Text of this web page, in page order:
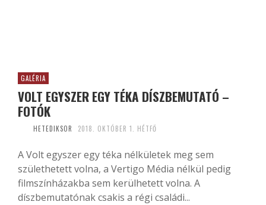
GALÉRIA
VOLT EGYSZER EGY TÉKA DÍSZBEMUTATÓ –
FOTÓK
HETEDIKSOR 2018. OKTÓBER 1. HÉTFŐ
A Volt egyszer egy téka nélkületek meg sem
születhetett volna, a Vertigo Média nélkül pedig
filmszínházakba sem kerülhetett volna. A
díszbemutatónak csakis a régi családi...